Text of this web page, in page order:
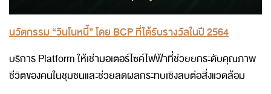
นวัตกรรม “วินโนหนี้” โดย BCP ที่ได้รับรางวัลในปี 2564
บริการ Platform ให้เช่ามอเตอร์ไซค์ไฟฟ้าที่ช่วยยกระดับคุณภาพ
ชีวิตของคนในชุมชนและช่วยลดผลกระทบเชิงลบต่อสิ่งแวดล้อม